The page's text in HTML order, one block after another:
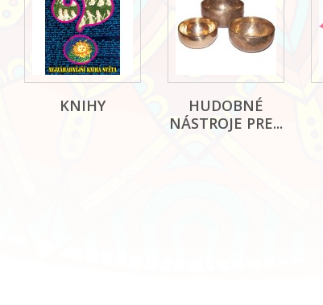
KNIHY
HUDOBNÉ
NÁSTROJE PRE...